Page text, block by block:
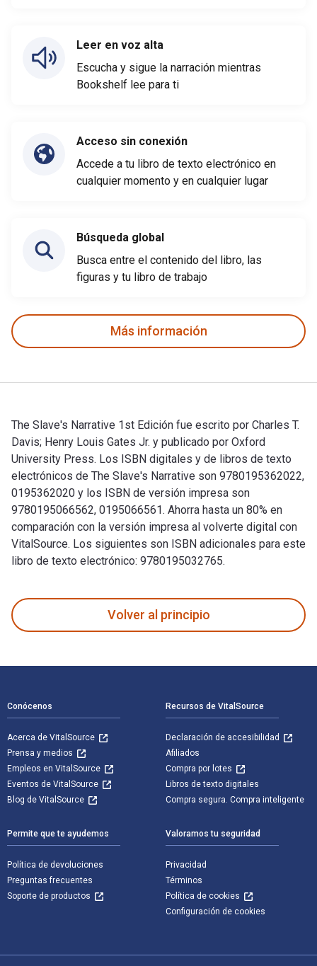
Leer en voz alta
Escucha y sigue la narración mientras
Bookshelf lee para ti
Acceso sin conexión
Accede a tu libro de texto electrónico en
cualquier momento y en cualquier lugar
Búsqueda global
Busca entre el contenido del libro, las
figuras y tu libro de trabajo
Más información
The Slave's Narrative 1st Edición fue escrito por Charles T.
Davis; Henry Louis Gates Jr. y publicado por Oxford
University Press. Los ISBN digitales y de libros de texto
electrónicos de The Slave's Narrative son 9780195362022,
0195362020 y los ISBN de versión impresa son
9780195066562, 0195066561. Ahorra hasta un 80% en
comparación con la versión impresa al volverte digital con
VitalSource. Los siguientes son ISBN adicionales para este
libro de texto electrónico: 9780195032765.
Volver al principio
Conócenos
Acerca de VitalSource
Prensa y medios
Empleos en VitalSource
Eventos de VitalSource
Blog de VitalSource
Recursos de VitalSource
Declaración de accesibilidad
Afiliados
Compra por lotes
Libros de texto digitales
Compra segura. Compra inteligente
Permite que te ayudemos
Política de devoluciones
Preguntas frecuentes
Soporte de productos
Valoramos tu seguridad
Privacidad
Términos
Política de cookies
Configuración de cookies